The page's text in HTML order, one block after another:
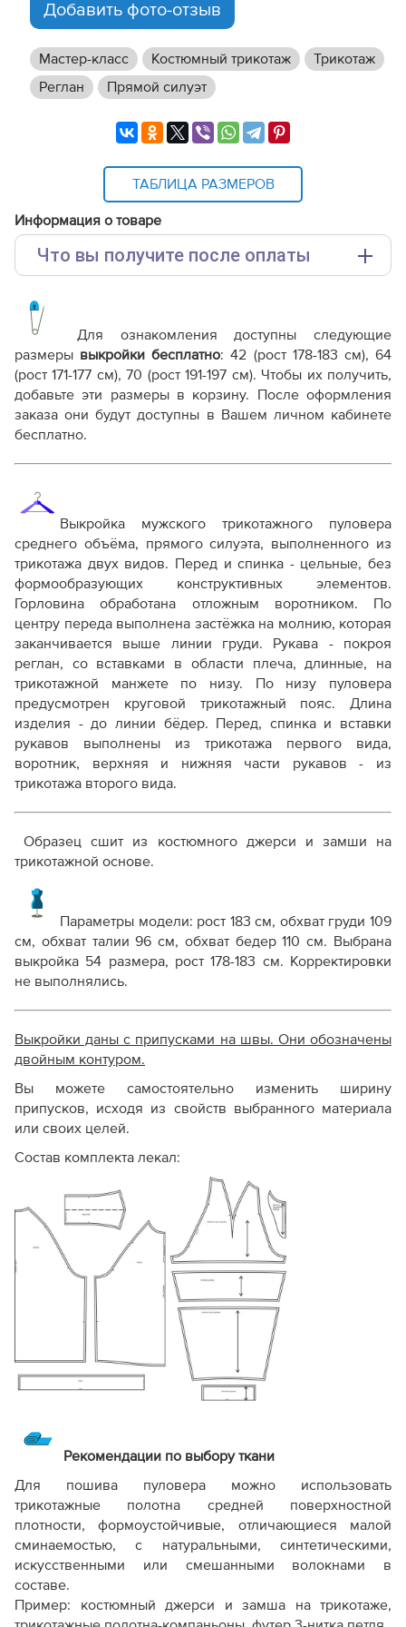
Добавить фото-отзыв
Мастер-класс Костюмный трикотаж
Трикотаж
Реглан
Прямой силуэт
ТАБЛИЦА РАЗМЕРОВ
Информация о товаре
Что вы получите после оплаты
Выкройка PDF для печати на принтере A4 или
плоттере A0 с шириной печати 810мм в зависимости
от выбора формата
Инструкция-пуловер-Оливер970.pdf
Дополнительные файлы:
Терминология ВТО
Как распечатывать выкройки
Как скорректировать готовую выкройку по росту
Для ознакомления доступны следующие
размеры выкройки бесплатно: 42 (рост 178-183 см), 64
(рост 171-177 см), 70 (рост 191-197 см). Чтобы их получить,
добавьте эти размеры в корзину. После оформления
заказа они будут доступны в Вашем личном кабинете
бесплатно.
Выкройка мужского трикотажного пуловера
среднего объёма, прямого силуэта, выполненного из
трикотажа двух видов.
Перед и спинка - цельные, без
формообразующих конструктивных элементов.
Горловина обработана отложным воротником.
По
центру переда выполнена застёжка на молнию, которая
заканчивается выше линии груди.
Рукава - покроя
реглан, со вставками в области плеча, длинные, на
трикотажной манжете по низу.
По низу пуловера
предусмотрен круговой трикотажный пояс. Длина
изделия - до линии бёдер. Перед, спинка и вставки
рукавов выполнены из трикотажа первого вида,
воротник, верхняя и нижняя части рукавов - из
трикотажа второго вида.
Образец сшит из костюмного джерси и замши на
трикотажной основе.
Параметры модели: рост 183 см, обхват груди 109
см, обхват талии 96 см, обхват бедер 110 см. Выбрана
выкройка 54 размера, рост 178-183 см. Корректировки
не выполнялись.
Выкройки даны с припусками на швы. Они обозначены
двойным контуром.
Вы можете самостоятельно изменить ширину
припусков, исходя из свойств выбранного материала
или своих целей.
Состав комплекта лекал:
Рекомендации по выбору ткани
Для пошива пуловера можно использовать
трикотажные полотна средней поверхностной
плотности, формоустойчивые, отличающиеся малой
сминаемостью, с натуральными, синтетическими,
искусственными или смешанными волокнами в
составе.
Пример: костюмный джерси и замша на трикотаже,